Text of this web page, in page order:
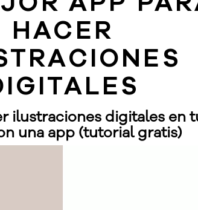
HACER
ilustraciones digitalesen
una app (tutorial gratis)